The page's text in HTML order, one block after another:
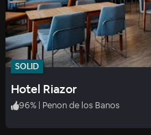
SOLID
Hotel Riazor
96% | Penon de los Banos